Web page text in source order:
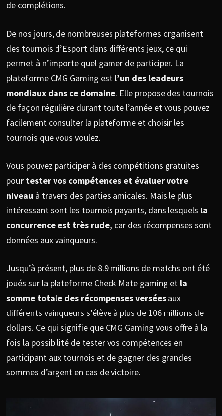
de complétions.
De nos jours, de nombreuses plateformes organisent
des tournois d’Esport dans différents jeux, ce qui
permet à n’importe quel gamer de participer. La
plateforme CMG Gaming estl’un des leadeurs
mondiaux dans ce domaine. Elle propose des tournois
de façon régulière durant toute l’année et vous pouvez
facilement consulter la plateforme et choisir les
tournois que vous voulez.
Vous pouvez participer à des compétitions gratuites
pour tester vos compétences et évaluer votre
niveau à travers des parties amicales. Mais le plus
intéressant sont les tournois payants, dans lesquels la
concurrence est très rude, car des récompenses sont
données aux vainqueurs.
Jusqu’à présent, plus de 8.9 millions de matchs ont été
joués sur la plateforme Check Mate gaming etla
somme totale des récompenses verséesaux
différents vainqueurs s’élève à plus de 106 millions de
dollars. Ce qui signifie que CMG Gaming vous offre à la
fois la possibilité de tester vos compétences en
participant aux tournois et de gagner des grandes
sommes d’argent en cas de victoire.